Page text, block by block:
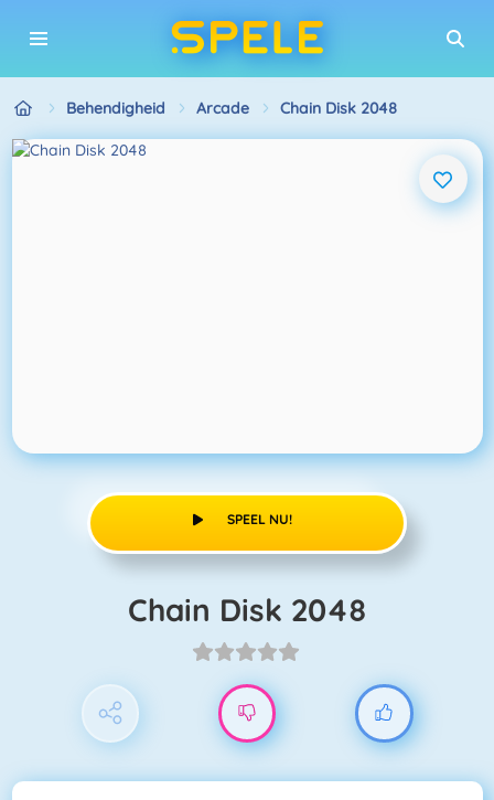
Behendigheid Arcade Chain Disk 2048
SPEEL NU!
Chain Disk 2048